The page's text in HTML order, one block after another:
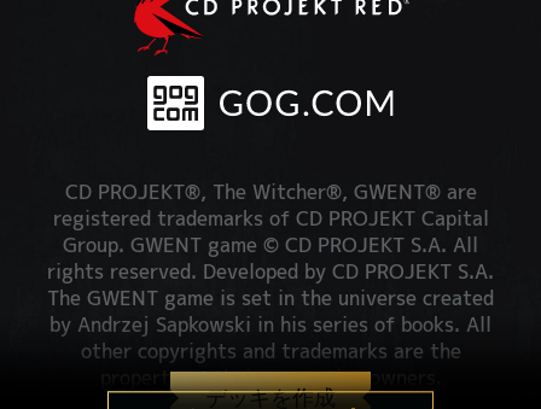
デッキを作成
CD PROJEKT®, The Witcher®, GWENT® are
registered trademarks of CD PROJEKT Capital
Group. GWENT game © CD PROJEKT S.A. All
rights reserved. Developed by CD PROJEKT S.A.
The GWENT game is set in the universe created
by Andrzej Sapkowski in his series of books. All
other copyrights and trademarks are the
property of their respective owners.